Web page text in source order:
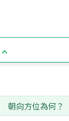
朝向方位為何？